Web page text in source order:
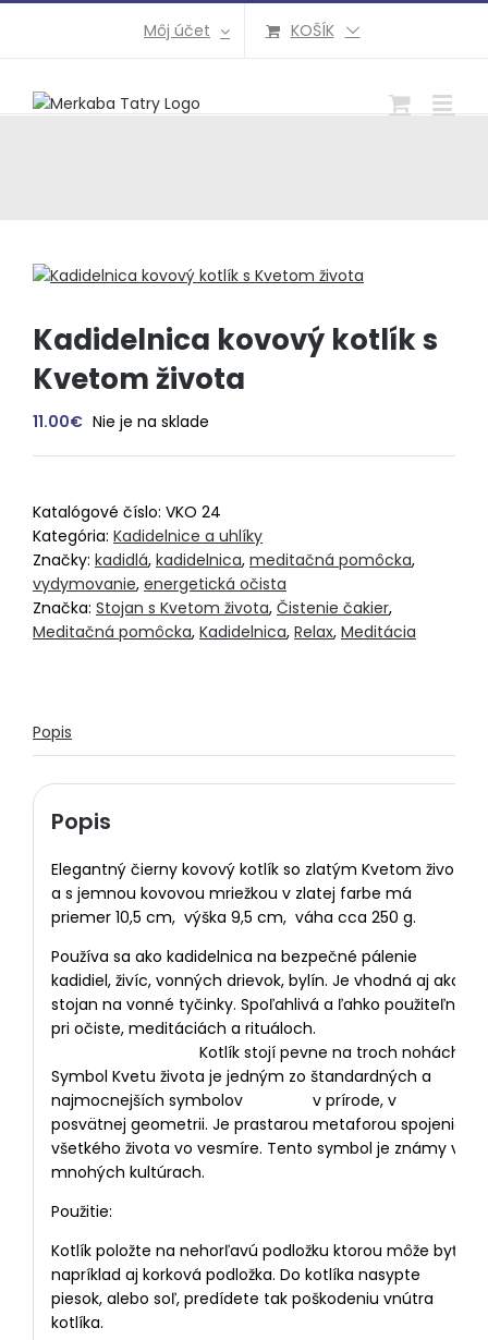
Môj účet KOŠÍK
Kadidelnica kovový kotlík s
Kvetom života
11.00€ Nie je na sklade
Katalógové číslo: VKO 24
Kategória: Kadidelnice a uhlíky
Značky: kadidlá, kadidelnica, meditačná pomôcka,
vydymovanie, energetická očista
Značka: Stojan s Kvetom života, Čistenie čakier,
Meditačná pomôcka, Kadidelnica, Relax, Meditácia
Popis
Popis
Elegantný čierny kovový kotlík so zlatým Kvetom života
a s jemnou kovovou mriežkou v zlatej farbe má
priemer 10,5 cm, výška 9,5 cm, váha cca 250 g.
Používa sa ako kadidelnica na bezpečné pálenie
kadidiel, živíc, vonných drievok, bylín. Je vhodná aj ako
stojan na vonné tyčinky. Spoľahlivá a ľahko použiteľná
pri očiste, meditáciách a rituáloch.
Kotlík stojí pevne na troch nohách.
Symbol Kvetu života je jedným zo štandardných a
najmocnejších symbolov v prírode, v
posvätnej geometrii. Je prastarou metaforou spojenia
všetkého života vo vesmíre. Tento symbol je známy v
mnohých kultúrach.
Použitie:
Kotlík položte na nehorľavú podložku ktorou môže byť
napríklad aj korková podložka. Do kotlíka nasypte
piesok, alebo soľ, predídete tak poškodeniu vnútra
kotlíka.